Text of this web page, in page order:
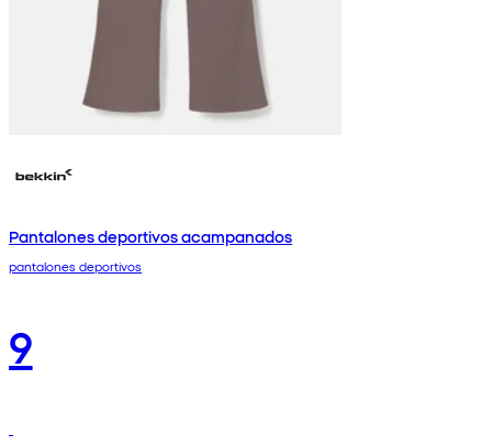
Pantalones deportivos acampanados
pantalones deportivos
9